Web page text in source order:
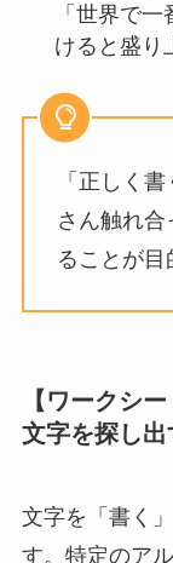
「世界で
けると盛り
「正しく
さん触れ
ることが目
【ワークシ
文字を探し出
文字を「書く
す。特定のア